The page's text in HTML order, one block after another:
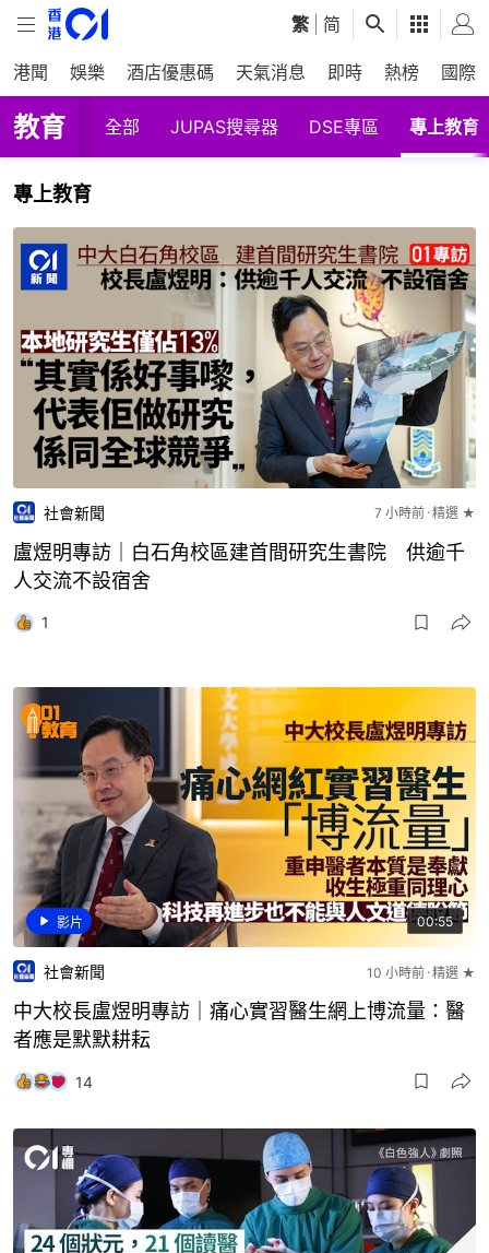
繁 简
港聞 娛樂 酒店優惠碼 天氣消息 即時 熱榜 國際
教育 全部 JUPAS搜尋器 DSE專區 專上教育
專上教育
社會新聞 7 小時前 精選 ★
盧煜明專訪｜白石角校區建首間研究生書院 供逾千
人交流不設宿舍
1
影片 00:55
社會新聞 10 小時前 精選 ★
中大校長盧煜明專訪｜痛心實習醫生網上博流量：醫
者應是默默耕耘
14